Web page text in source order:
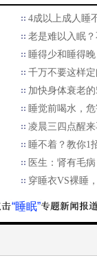
4成以上成人睡
老是难以入眠
睡得少和睡得
千万不要这样
加快身体衰老
睡觉前喝水，
凌晨三四点醒
睡不着？教你1
医生：肾有毛
穿睡衣VS裸睡
“睡眠”